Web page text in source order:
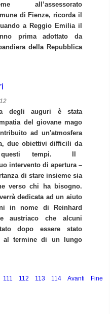
all’assessorato
di Fienze, ricorda il
a Reggio Emilia il
prima adottato da
della Repubblica
degli auguri è stata
del giovane mago
ad un'atmosfera
due obiettivi difficili da
questi tempi. Il
di apertura –
di stare insieme sia
verso chi ha bisogno.
dedicata ad un aiuto
in nome di Reinhard
austriaco che alcuni
dopo essere stato
al termine di un lungo
111 112 113 114 Avanti Fine